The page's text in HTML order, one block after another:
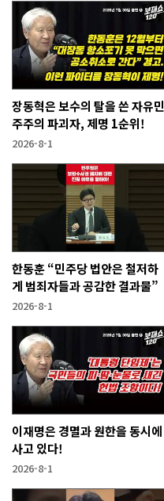
장동혁은 보수의 탈을 쓴 자유민
주주의 파괴자, 제명 1순위!
2026-8-1
한동훈 “민주당 법안은 철저하
게 범죄자들과 공감한 결과물”
2026-8-1
이재명은 경멸과 원한을 동시에
사고 있다!
2026-8-1